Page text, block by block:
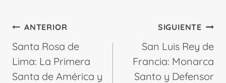
Navegación
de
entradas
ANTERIOR
Santa Rosa de
Lima: La Primera
Santa de América y
SIGUIENTE
San Luis Rey de
Francia: Monarca
Santo y Defensor